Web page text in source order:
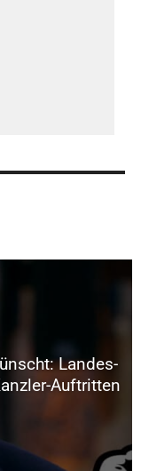
Landes-
Auftritten